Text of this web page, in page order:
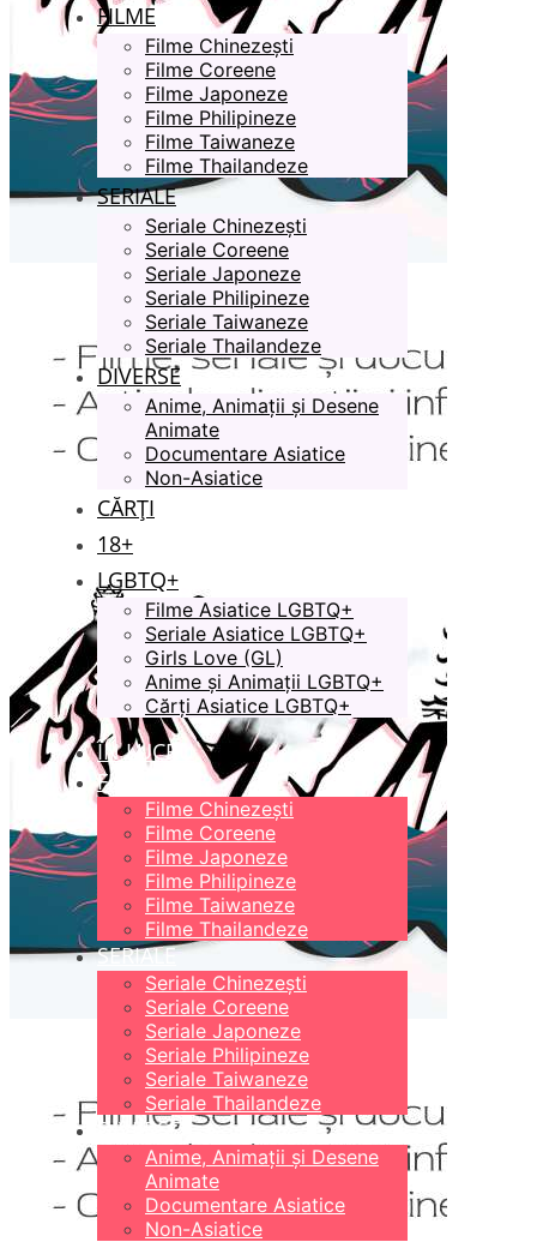
FILME
Filme Chinezești
Filme Coreene
Filme Japoneze
Filme Philipineze
Filme Taiwaneze
Filme Thailandeze
SERIALE
Seriale Chinezești
Seriale Coreene
Seriale Japoneze
Seriale Philipineze
Seriale Taiwaneze
Seriale Thailandeze
DIVERSE
Anime, Animații și Desene
Animate
Documentare Asiatice
Non-Asiatice
CĂRȚI
18+
LGBTQ+
Filme Asiatice LGBTQ+
Seriale Asiatice LGBTQ+
Girls Love (GL)
Anime și Animații LGBTQ+
Cărți Asiatice LGBTQ+
ÎN LUCRU
FILME
Filme Chinezești
Filme Coreene
Filme Japoneze
Filme Philipineze
Filme Taiwaneze
Filme Thailandeze
SERIALE
Seriale Chinezești
Seriale Coreene
Seriale Japoneze
Seriale Philipineze
Seriale Taiwaneze
Seriale Thailandeze
DIVERSE
Anime, Animații și Desene
Animate
Documentare Asiatice
Non-Asiatice